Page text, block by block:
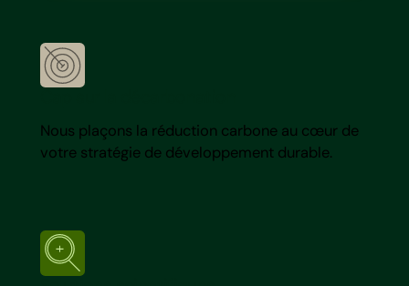
Nous plaçons la réduction carbone au cœur de
votre stratégie de développement durable.